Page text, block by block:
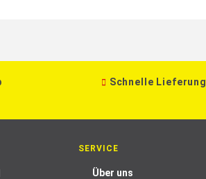
Schnelle Lieferung
SERVICE
Über uns